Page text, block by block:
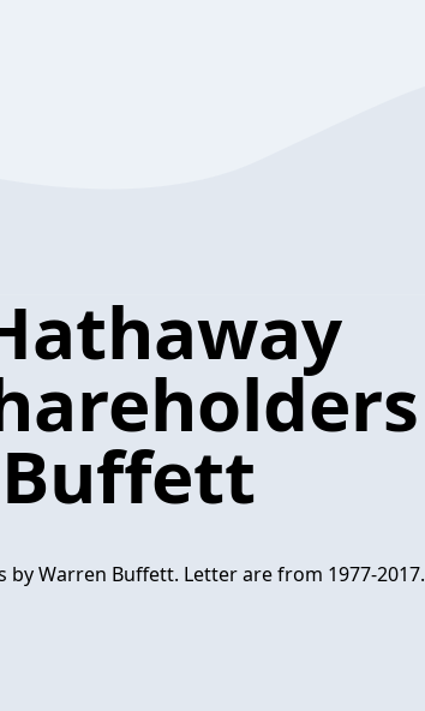
Warren Buffett. Letter are from 1977-2017.